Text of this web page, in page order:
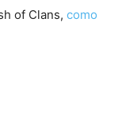
of Clans, como